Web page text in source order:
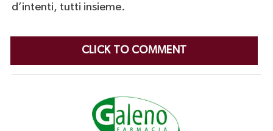
d’intenti, tutti insieme.
CLICK TO COMMENT